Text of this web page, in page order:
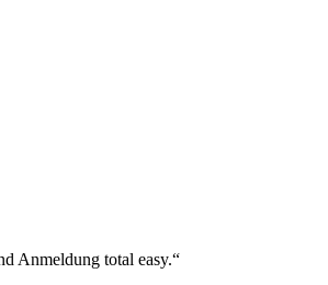
Anmeldung total easy.“